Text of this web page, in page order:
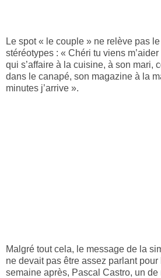
Le spot « le couple » ne relève pas
stéréotypes : « Chéri tu viens
qui s’affaire à la cuisine, à son mari,
dans le canapé, son magazine à la
minutes j’arrive ».
Malgré tout cela, le message de la
ne devait pas être assez parlant
semaine après, Pascal Castro, un de